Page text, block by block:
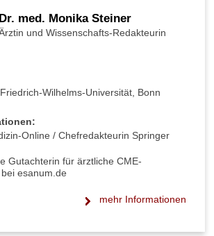
Dr. med. Monika Steiner
und Wissenschafts-Redakteurin
Wilhelms-Universität, Bonn
Online / Chefredakteurin Springer
Gutachterin für ärztliche CME-
esanum.de
mehr Informationen